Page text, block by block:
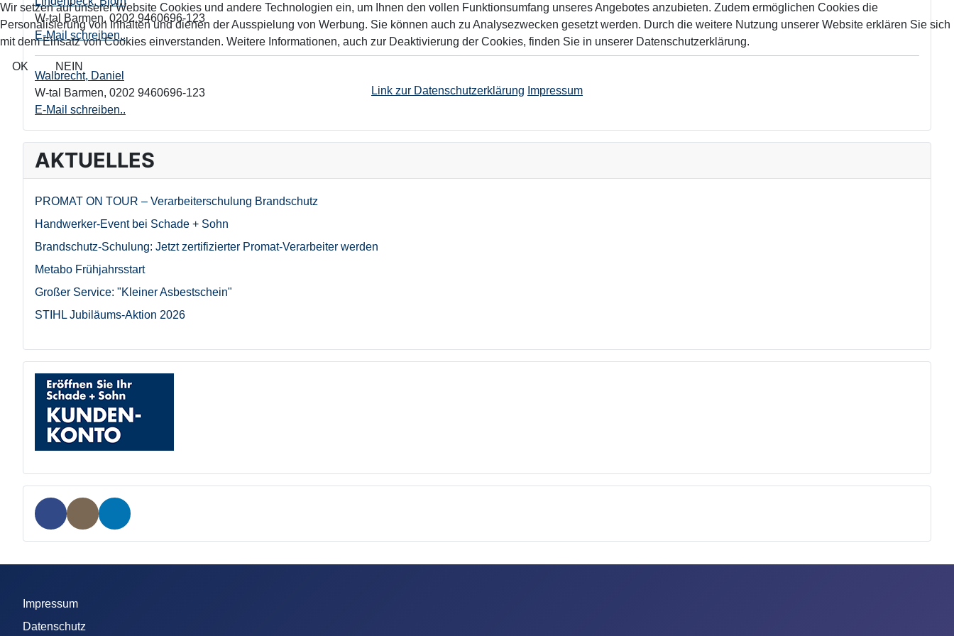
W-tal Barmen, 0202 9460696-123
E-Mail schreiben..
Walbrecht, Daniel
W-tal Barmen, 0202 9460696-123
E-Mail schreiben..
AKTUELLES
PROMAT ON TOUR – Verarbeiterschulung Brandschutz
Handwerker-Event bei Schade + Sohn
Brandschutz-Schulung: Jetzt zertifizierter Promat-Verarbeiter werden
Metabo Frühjahrsstart
Großer Service: "Kleiner Asbestschein"
STIHL Jubiläums-Aktion 2026
Impressum
Datenschutz
Wir setzen auf unserer Website Cookies und andere Technologien ein, um Ihnen den vollen Funktionsumfang unseres Angebotes anzubieten. Zudem ermöglichen Cookies die
Personalisierung von Inhalten und dienen der Ausspielung von Werbung. Sie können auch zu Analysezwecken gesetzt werden. Durch die weitere Nutzung unserer Website erklären Sie sich
mit dem Einsatz von Cookies einverstanden. Weitere Informationen, auch zur Deaktivierung der Cookies, finden Sie in unserer Datenschutzerklärung.
OK NEIN
Link zur Datenschutzerklärung Impressum